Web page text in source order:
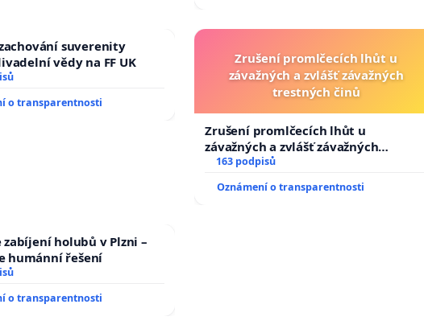
suverenity
vědy na FF UK
o transparentnosti
Zrušení promlčecích lhůt u
závažných a zvlášť závažných
trestných činů
Zrušení promlčecích lhůt u
závažných a zvlášť závažných
trestných činů
163 podpisů
Oznámení o transparentnosti
zabíjení holubů v Plzni –
humánní řešení
o transparentnosti